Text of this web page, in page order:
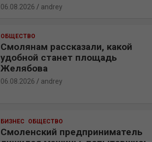
06.08.2026 andrey
ОБЩЕСТВО
Смолянам рассказали, какой
удобной станет площадь
Желябова
06.08.2026 andrey
БИЗНЕС ОБЩЕСТВО
Смоленский предприниматель